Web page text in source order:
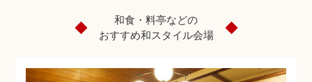
和食・料亭などの
おすすめ和スタイル会場